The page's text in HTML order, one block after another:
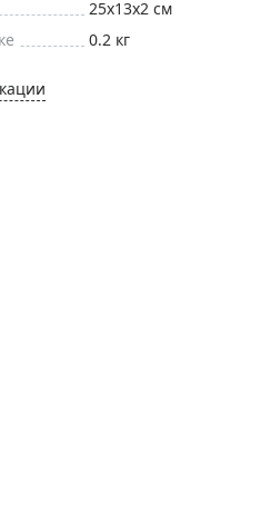
Экшн-камеры
Фотооборудование
25x13x2 см
0.2 кг